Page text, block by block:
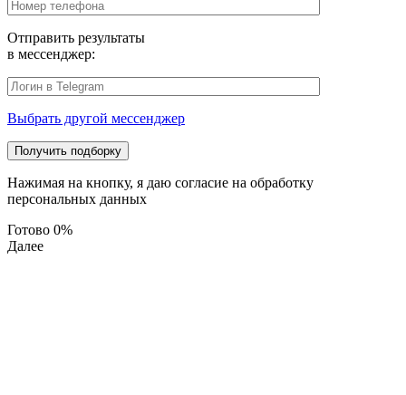
Отправить результаты
в мессенджер:
Выбрать другой мессенджер
Нажимая на кнопку, я даю согласие на обработку
персональных данных
Готово 0%
Далее